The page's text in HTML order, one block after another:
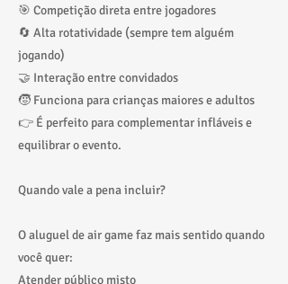
🎯 Competição direta entre jogadores
🔄 Alta rotatividade (sempre tem alguém
jogando)
🤝 Interação entre convidados
🧒 Funciona para crianças maiores e adultos
👉 É perfeito para complementar infláveis e
equilibrar o evento.
Quando vale a pena incluir?
O aluguel de air game faz mais sentido quando
você quer:
Atender público misto